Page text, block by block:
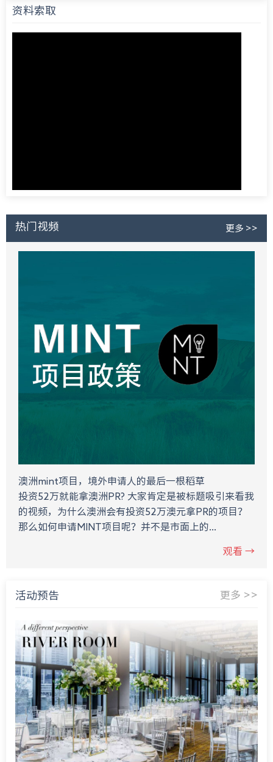
资料索取
热门视频 更多 >>
澳洲mint项目，境外申请人的最后一根稻草
投资52万就能拿澳洲PR? 大家肯定是被标题吸引来看我
的视频，为什么澳洲会有投资52万澳元拿PR的项目？
那么如何申请MINT项目呢？并不是市面上的...
观看 →
活动预告 更多 >>